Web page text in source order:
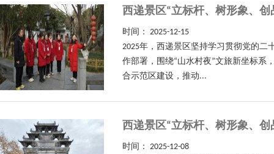
西递景区“立标杆、树形象、
时间： 2025-12-15
2025年，西递景区坚持学习贯彻党的
作部署，围绕“山水村夜”文旅新坐标系
合示范区建设，推动...
西递景区“立标杆、树形象、
时间： 2025-12-08